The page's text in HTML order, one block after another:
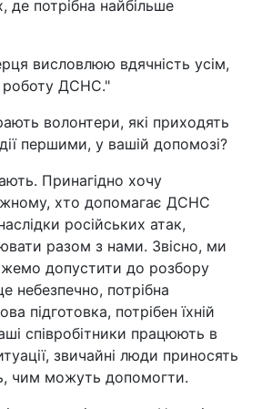
де потрібна найбільше
висловлюю вдячність усім,
роботу ДСНС."
волонтери, які приходять
першими, у вашій допомозі?
Принагідно хочу
хто допомагає ДСНС
російських атак,
разом з нами. Звісно, ми
допустити до розбору
небезпечно, потрібна
підготовка, потрібен їхній
співробітники працюють в
звичайні люди приносять
чим можуть допомогти.